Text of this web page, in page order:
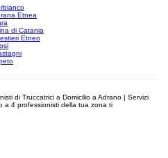
Etnea
di Catania
Etneo
di Truccatrici a Domicilio a Adrano | Servizi
a 4 professionisti della tua zona ti